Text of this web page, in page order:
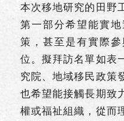
本次移地研究的田野
第一部分希望能實
策，甚至是有實際
位。擬拜訪名單如表
究院、地域移民政策
也希望能接觸長期致
權或福祉組織，從而